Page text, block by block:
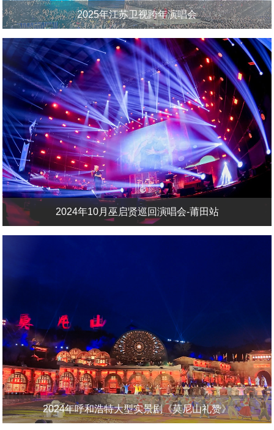
2025年江苏卫视跨年演唱会
2024年10月巫启贤巡回演唱会-莆田站
2024年呼和浩特大型实景剧《莫尼山礼赞》